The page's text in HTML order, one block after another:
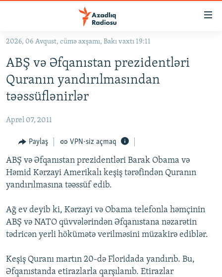
Əsas
qayıt
Əsas
naviqasiyaya
qayıt
keç
#İZAHLA
KORRUPSIOMETR
FƏRQƏ BAX
QANUNI DOĞRU
ARAŞDIRMA
MULTIMEDIA
FOTOQALEREYA
İNFOQRAFIKA
OXU ZALI
AZƏRBAYCAN ƏDƏBIYYATI KITABXANASI
İZ - MƏDƏNIYYƏT PROQRAMI
HAQQIMIZDA
MISSIYAMIZ
MATERIALLARIMIZDAN ISTIFADƏ
BIZI IZLƏ
2026, 06 Avqust, cümə axşamı, Bakı vaxtı 19:11
ABŞ və Əfqanıstan prezidentləri
Quranın yandırılmasından
təəssüflənirlər
Aprel 07, 2011
Paylaş VPN-siz açmaq
ABŞ və Əfqanıstan prezidentləri Barak Obama və
Həmid Kərzayi Amerikalı keşiş tərəfindən Quranın
yandırılmasına təəssüf edib.
Ağ ev deyib ki, Kərzayi və Obama telefonla həmçinin
ABŞ və NATO qüvvələrindən Əfqanıstana nəzarətin
tədricən yerli hökümətə verilməsini müzakirə ediblər.
Keşiş Quranı martın 20-də Floridada yandırıb. Bu,
Əfqanıstanda etirazlarla qarşılanıb. Etirazlar